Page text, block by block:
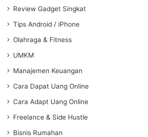
Review Gadget Singkat
Tips Android / iPhone
Olahraga & Fitness
UMKM
Manajemen Keuangan
Cara Dapat Uang Online
Cara Adapt Uang Online
Freelance & Side Hustle
Bisnis Rumahan